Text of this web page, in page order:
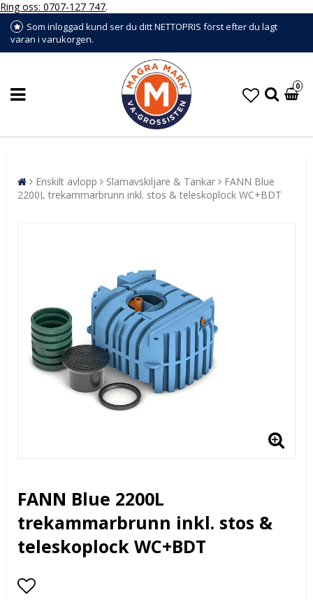
Ring oss: 0707-127 747.
Som inloggad kund ser du ditt NETTOPRIS först efter du lagt
varan i varukorgen.
0
Enskilt avlopp Slamavskiljare & Tankar
FANN Blue
2200L trekammarbrunn inkl. stos & teleskoplock WC+BDT
FANN Blue 2200L
trekammarbrunn inkl. stos &
teleskoplock WC+BDT